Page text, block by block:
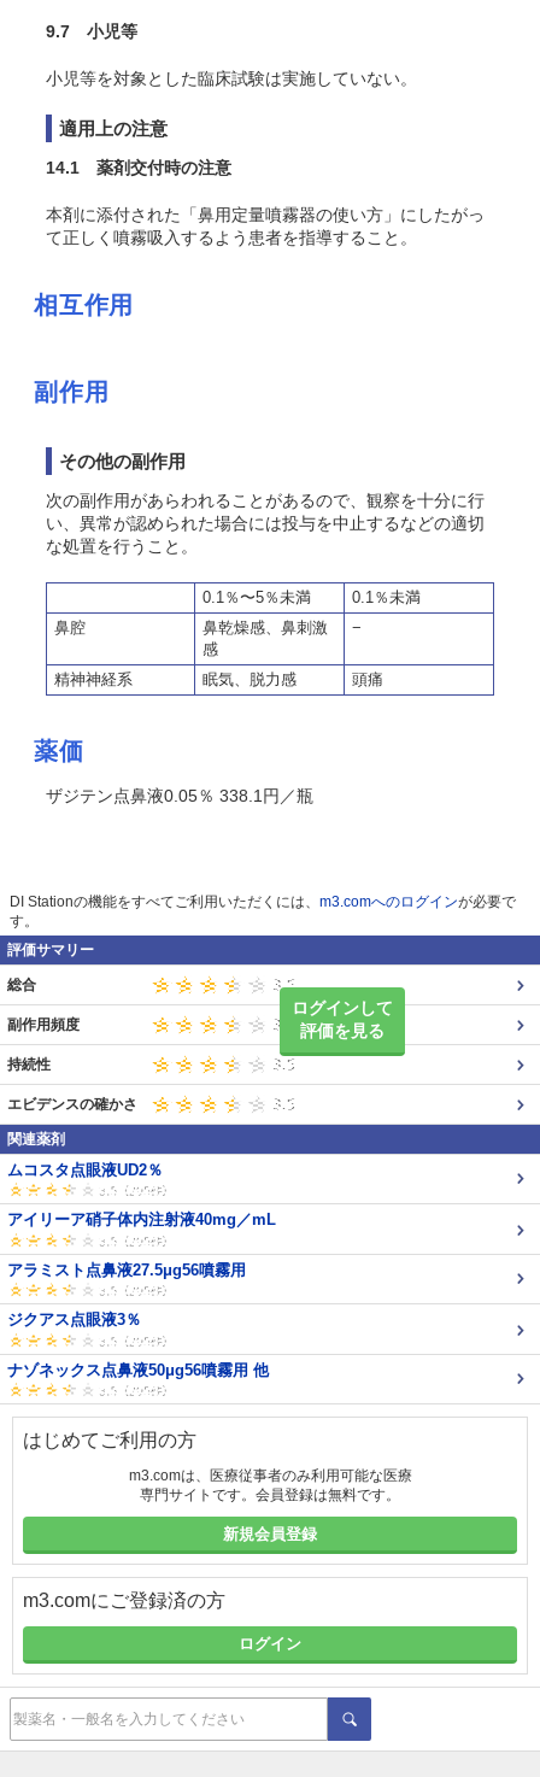
9.7 小児等
小児等を対象とした臨床試験は実施していない。
適用上の注意
14.1 薬剤交付時の注意
本剤に添付された「鼻用定量噴霧器の使い方」にしたがっ
て正しく噴霧吸入するよう患者を指導すること。
相互作用
副作用
その他の副作用
次の副作用があらわれることがあるので、観察を十分に行
い、異常が認められた場合には投与を中止するなどの適切
な処置を行うこと。
0.1％〜5％未満
0.1％未満
鼻腔
鼻乾燥感、鼻刺激
感
−
精神神経系 眠気、脱力感 頭痛
薬価
ザジテン点鼻液0.05％ 338.1円／瓶
DI Stationの機能をすべてご利用いただくには、 m3.comへのログインが必要で
す。
評価サマリー
ログインして
評価を見る
総合
副作用頻度
持続性
エビデンスの確かさ
関連薬剤
ムコスタ点眼液UD2％
アイリーア硝子体内注射液40mg／mL
アラミスト点鼻液27.5μg56噴霧用
ジクアス点眼液3％
ナゾネックス点鼻液50μg56噴霧用 他
はじめてご利用の方
m3.comは、医療従事者のみ利用可能な医療
専門サイトです。会員登録は無料です。
新規会員登録
m3.comにご登録済の方
ログイン